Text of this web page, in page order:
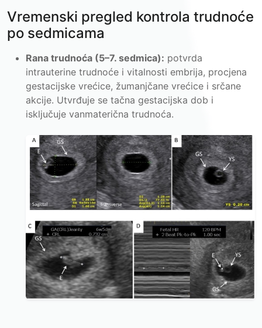
Vremenski pregled kontrola trudnoće
po sedmicama
Rana trudnoća (5–7. sedmica): potvrda
intrauterine trudnoće i vitalnosti embrija, procjena
gestacijske vrećice, žumanjčane vrećice i srčane
akcije. Utvrđuje se tačna gestacijska dob i
isključuje vanmaterična trudnoća.